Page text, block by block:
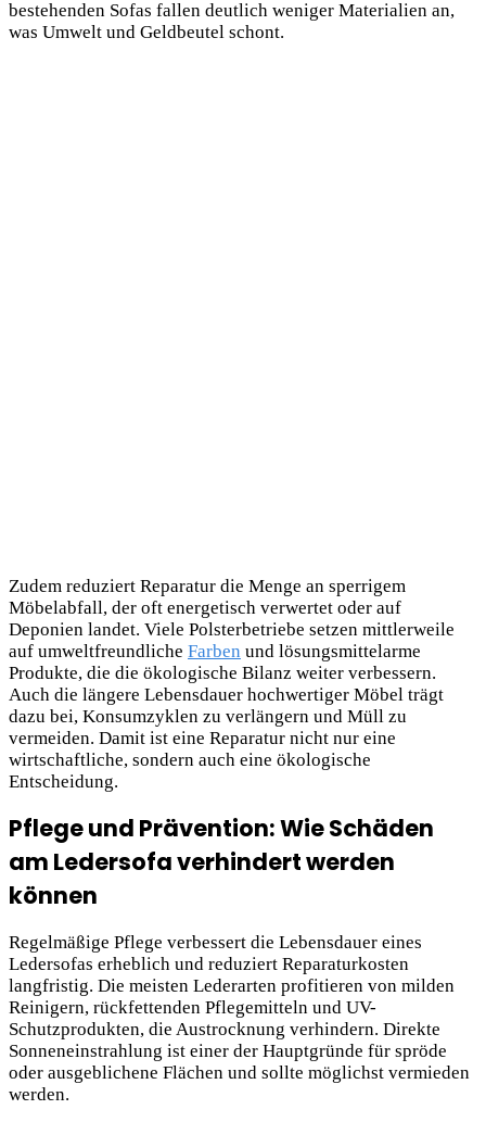
bestehenden Sofas fallen deutlich weniger Materialien an,
was Umwelt und Geldbeutel schont.
Zudem reduziert Reparatur die Menge an sperrigem
Möbelabfall, der oft energetisch verwertet oder auf
Deponien landet. Viele Polsterbetriebe setzen mittlerweile
auf umweltfreundliche Farben und lösungsmittelarme
Produkte, die die ökologische Bilanz weiter verbessern.
Auch die längere Lebensdauer hochwertiger Möbel trägt
dazu bei, Konsumzyklen zu verlängern und Müll zu
vermeiden. Damit ist eine Reparatur nicht nur eine
wirtschaftliche, sondern auch eine ökologische
Entscheidung.
Pflege und Prävention: Wie Schäden
am Ledersofa verhindert werden
können
Regelmäßige Pflege verbessert die Lebensdauer eines
Ledersofas erheblich und reduziert Reparaturkosten
langfristig. Die meisten Lederarten profitieren von milden
Reinigern, rückfettenden Pflegemitteln und UV-
Schutzprodukten, die Austrocknung verhindern. Direkte
Sonneneinstrahlung ist einer der Hauptgründe für spröde
oder ausgeblichene Flächen und sollte möglichst vermieden
werden.